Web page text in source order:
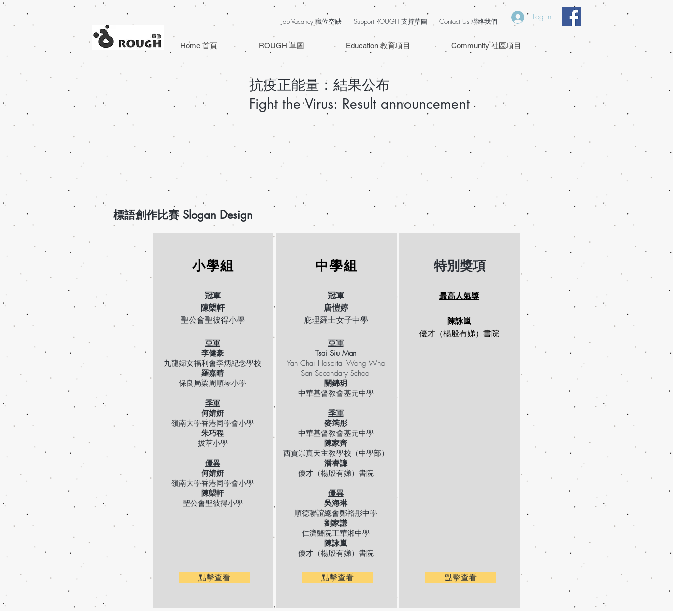
Home 首頁 ROUGH 草圖 Education 教育項目 Community 社區項目
Job Vacancy 職位空缺 Support ROUGH 支持草圖 Contact Us 聯絡我們 Log In
抗疫正能量：結果公布
Fight the Virus: Result announcement
標語創作比賽 Slogan Design
小學組
冠軍
陳㮾軒
聖公會聖彼得小學
亞軍
李健豪
九龍婦女福利會李炳紀念學校
羅嘉晴
保良局梁周順琴小學
季軍
何婧妍
嶺南大學香港同學會小學
朱巧程
拔萃小學
優異
何婧妍
嶺南大學香港同學會小學
陳㮾軒
聖公會聖彼得小學
點擊查看
中學組
冠軍
唐愷婷
庇理羅士女子中學
亞軍
Tsai Siu Man
Yan Chai Hospital Wong Wha
San Secondary School
關錦玥
中華基督教會基元中學
季軍
麥筠彤
中華基督教會基元中學
陳家齊
西貢崇真天主教學校（中學部）
潘睿譧
優才（楊殷有娣）書院
優異
吳海琳
順德聯誼總會鄭裕彤中學
劉家謙
仁濟醫院王華湘中學
陳詠嵐
優才（楊殷有娣）書院
點擊查看
特別獎項
最高人氣獎
陳詠嵐
優才（楊殷有娣）書院
點擊查看